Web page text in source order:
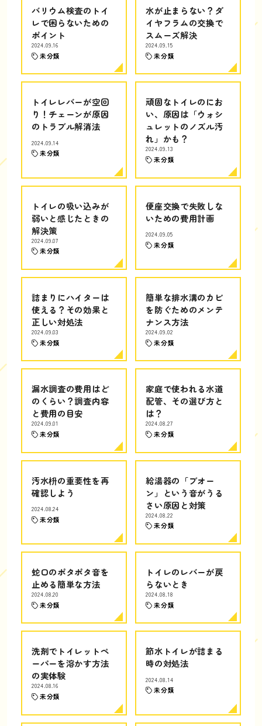
バリウム検査のトイ
レで困らないための
ポイント
2024.09.16
未分類
水が止まらない？ダ
イヤフラムの交換で
スムーズ解決
2024.09.15
未分類
トイレレバーが空回
り！チェーンが原因
のトラブル解消法
2024.09.14
未分類
頑固なトイレのにお
い、原因は「ウォシ
ュレットのノズル汚
れ」かも？
2024.09.13
未分類
トイレの吸い込みが
弱いと感じたときの
解決策
2024.09.07
未分類
便座交換で失敗しな
いための費用計画
2024.09.05
未分類
詰まりにハイターは
使える？その効果と
正しい対処法
2024.09.03
未分類
簡単な排水溝のカビ
を防ぐためのメンテ
ナンス方法
2024.09.02
未分類
漏水調査の費用はど
のくらい？調査内容
と費用の目安
2024.09.01
未分類
家庭で使われる水道
配管、その選び方と
は？
2024.08.27
未分類
汚水枡の重要性を再
確認しよう
2024.08.24
未分類
給湯器の「ブオー
ン」という音がうる
さい原因と対策
2024.08.22
未分類
蛇口のポタポタ音を
止める簡単な方法
2024.08.20
未分類
トイレのレバーが戻
らないとき
2024.08.18
未分類
洗剤でトイレットペ
ーパーを溶かす方法
の実体験
2024.08.16
未分類
節水トイレが詰まる
時の対処法
2024.08.14
未分類